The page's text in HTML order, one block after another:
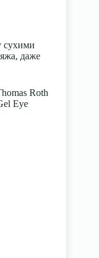
сухими
даже
Roth
Eye